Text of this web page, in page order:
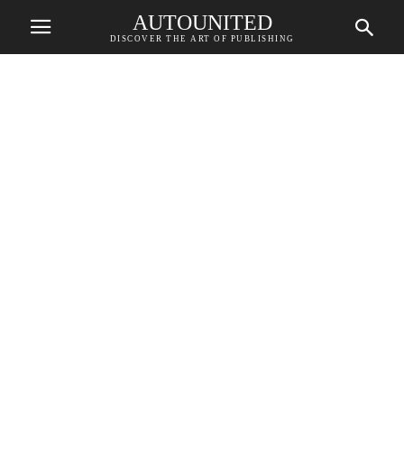
AUTOUNITED
DISCOVER THE ART OF PUBLISHING